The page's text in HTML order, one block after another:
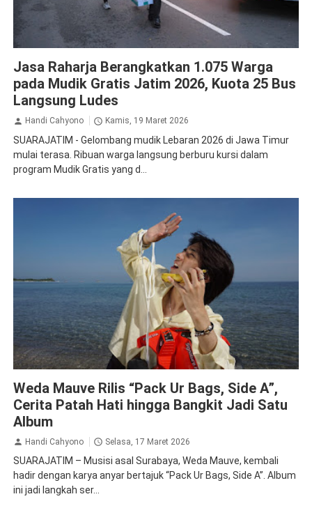
Jasa Raharja Berangkatkan 1.075 Warga
pada Mudik Gratis Jatim 2026, Kuota 25 Bus
Langsung Ludes
Handi Cahyono Kamis, 19 Maret 2026
SUARAJATIM - Gelombang mudik Lebaran 2026 di Jawa Timur
mulai terasa. Ribuan warga langsung berburu kursi dalam
program Mudik Gratis yang d...
Weda Mauve Rilis “Pack Ur Bags, Side A”,
Cerita Patah Hati hingga Bangkit Jadi Satu
Album
Handi Cahyono Selasa, 17 Maret 2026
SUARAJATIM – Musisi asal Surabaya, Weda Mauve, kembali
hadir dengan karya anyar bertajuk “Pack Ur Bags, Side A”. Album
ini jadi langkah ser...